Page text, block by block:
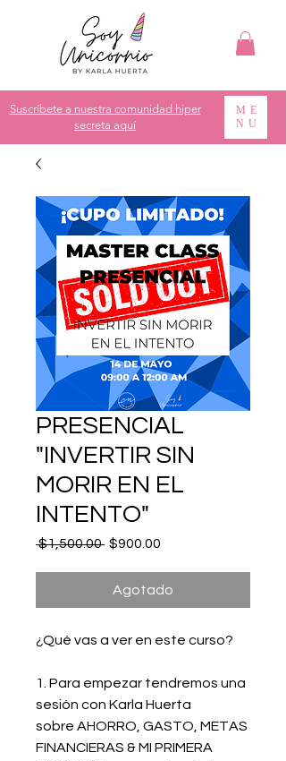
Suscríbete a nuestra comunidad hiper
secreta aquí
ME
NU
PRESENCIAL
"INVERTIR SIN
MORIR EN EL
INTENTO"
$1,500.00 Precio
$900.00
oferta
Agotado
¿Qué vas a ver en este curso?
1. Para empezar tendremos una
sesión con Karla Huerta
sobre AHORRO, GASTO, METAS
FINANCIERAS & MI PRIMERA